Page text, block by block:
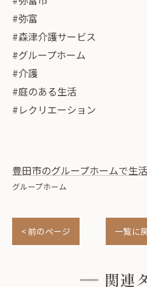
#弥富
#森津介護サービス
#グループホーム
#介護
#庭のある生活
#レクリエーション
豊田市のグループホームで生活
グループホーム
< 前のページ 一覧に
関連